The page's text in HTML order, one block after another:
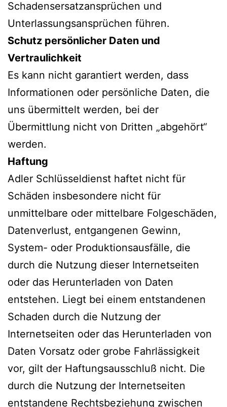
Schadensersatzansprüchen und
Unterlassungsansprüchen führen.
Schutz persönlicher Daten und
Vertraulichkeit
Es kann nicht garantiert werden, dass
Informationen oder persönliche Daten, die
uns übermittelt werden, bei der
Übermittlung nicht von Dritten „abgehört“
werden.
Haftung
Adler Schlüsseldienst haftet nicht für
Schäden insbesondere nicht für
unmittelbare oder mittelbare Folgeschäden,
Datenverlust, entgangenen Gewinn,
System- oder Produktionsausfälle, die
durch die Nutzung dieser Internetseiten
oder das Herunterladen von Daten
entstehen. Liegt bei einem entstandenen
Schaden durch die Nutzung der
Internetseiten oder das Herunterladen von
Daten Vorsatz oder grobe Fahrlässigkeit
vor, gilt der Haftungsausschluß nicht. Die
durch die Nutzung der Internetseiten
entstandene Rechtsbeziehung zwischen